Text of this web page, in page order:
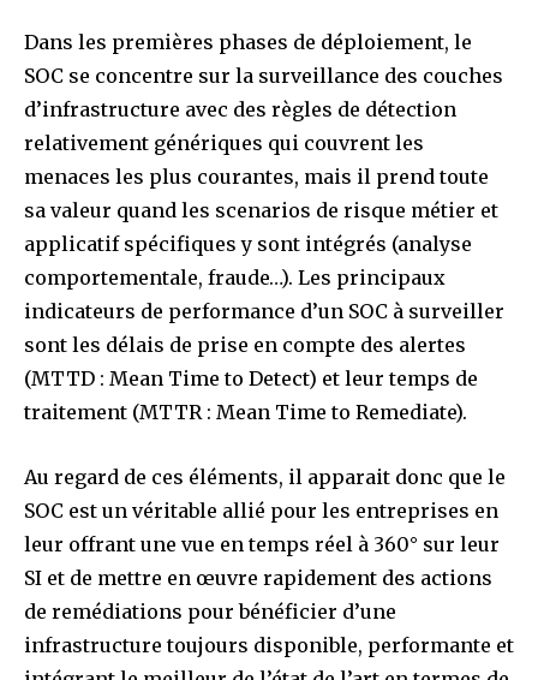
Dans les premières phases de déploiement, le
SOC se concentre sur la surveillance des couches
d’infrastructure avec des règles de détection
relativement génériques qui couvrent les
menaces les plus courantes, mais il prend toute
sa valeur quand les scenarios de risque métier et
applicatif spécifiques y sont intégrés (analyse
comportementale, fraude…). Les principaux
indicateurs de performance d’un SOC à surveiller
sont les délais de prise en compte des alertes
(MTTD : Mean Time to Detect) et leur temps de
traitement (MTTR : Mean Time to Remediate).
Au regard de ces éléments, il apparait donc que le
SOC est un véritable allié pour les entreprises en
leur offrant une vue en temps réel à 360° sur leur
SI et de mettre en œuvre rapidement des actions
de remédiations pour bénéficier d’une
infrastructure toujours disponible, performante et